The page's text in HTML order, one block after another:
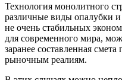
Технология монолитного
различные виды опалубки
не очень стабильных
для современного мира,
заранее составленная смета
рыночным реалиям.